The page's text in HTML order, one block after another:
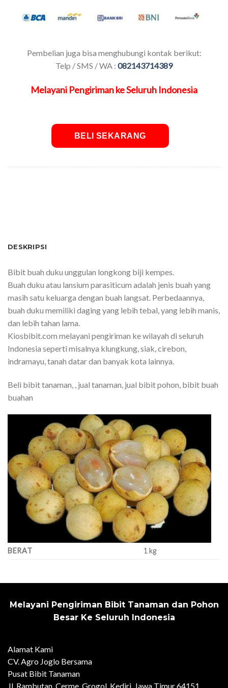
Pembelian juga bisa menghubungi kontak berikut:
Telp / SMS / WA : 082143714389
Melayani Pengiriman ke Seluruh Indonesia
BELI SEKARANG
DESKRIPSI
Bibit buah duku unggulan longkong biji kempes.
Buah duku atau lansium parasiticum adalah jenis buah yang
masih satu keluarga dengan buah langsat. Perbedaannya,
buah duku memiliki daging yang lebih tebal, yang lebih manis,
dan lebih tahan lama.
Kiosbibit.com melayani pengiriman ke wilayah di seluruh
Indonesia seperti misalnya klungkung, siak, cirebon,
indramayu, tanah datar dan banyak kota lainnya.
Beli bibit tanaman, , jual tanaman, jual bibit pohon, bibit buah
buahan
BERAT 1 kg
Melayani Pengiriman Bibit Tanaman dan Pohon
Besar Ke Seluruh Indonesia
Alamat Kami
CV. Agro Joglo Bersama
Pusat Bibit Tanaman
Jl. Rambutan, Cerme, Grogol, Kediri, Jawa Timur 64151